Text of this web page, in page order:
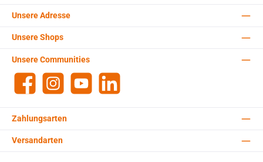
Zahlungsarten
Versandarten
Unsere Adresse
Unsere Communities
Facebook Instagram YouTube
Unsere Shops